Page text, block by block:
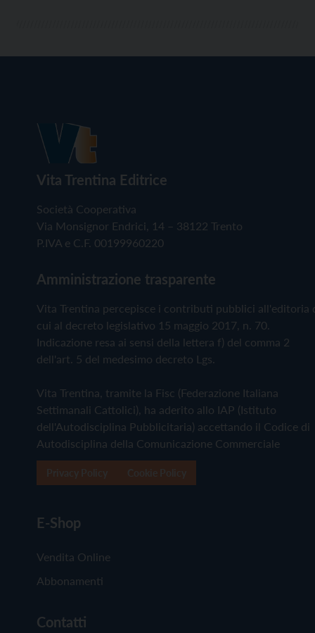
Vita Trentina Editrice
Società Cooperativa
Via Monsignor Endrici, 14 – 38122 Trento
P.IVA e C.F. 00199960220
Amministrazione trasparente
Vita Trentina percepisce i contributi pubblici all'editoria
cui al decreto legislativo 15 maggio 2017, n. 70.
Indicazione resa ai sensi della lettera f) del comma 2
dell'art. 5 del medesimo decreto Lgs.
Vita Trentina, tramite la Fisc (Federazione Italiana
Settimanali Cattolici), ha aderito allo IAP (Istituto
dell'Autodisciplina Pubblicitaria) accettando il Codice di
Autodisciplina della Comunicazione Commerciale
E-Shop
Vendita Online
Abbonamenti
Contatti